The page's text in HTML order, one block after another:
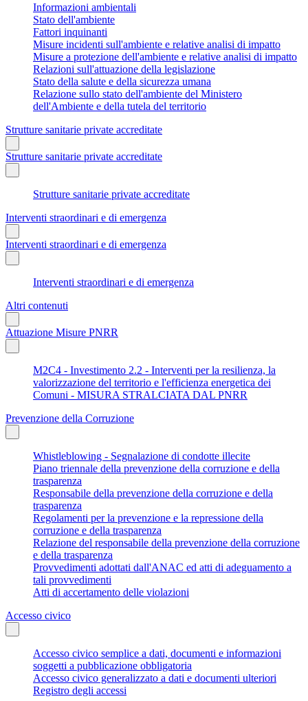
Informazioni ambientali
Stato dell'ambiente
Fattori inquinanti
Misure incidenti sull'ambiente e relative analisi di impatto
Misure a protezione dell'ambiente e relative analisi di impatto
Relazioni sull'attuazione della legislazione
Stato della salute e della sicurezza umana
Relazione sullo stato dell'ambiente del Ministero
dell'Ambiente e della tutela del territorio
Strutture sanitarie private accreditate
Strutture sanitarie private accreditate
Strutture sanitarie private accreditate
Interventi straordinari e di emergenza
Interventi straordinari e di emergenza
Interventi straordinari e di emergenza
Altri contenuti
Attuazione Misure PNRR
M2C4 - Investimento 2.2 - Interventi per la resilienza, la
valorizzazione del territorio e l'efficienza energetica dei
Comuni - MISURA STRALCIATA DAL PNRR
Prevenzione della Corruzione
Whistleblowing - Segnalazione di condotte illecite
Piano triennale della prevenzione della corruzione e della
trasparenza
Responsabile della prevenzione della corruzione e della
trasparenza
Regolamenti per la prevenzione e la repressione della
corruzione e della trasparenza
Relazione del responsabile della prevenzione della corruzione
e della trasparenza
Provvedimenti adottati dall'ANAC ed atti di adeguamento a
tali provvedimenti
Atti di accertamento delle violazioni
Accesso civico
Accesso civico semplice a dati, documenti e informazioni
soggetti a pubblicazione obbligatoria
Accesso civico generalizzato a dati e documenti ulteriori
Registro degli accessi